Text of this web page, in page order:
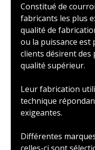
Constitué de
fabricants les plus
qualité de
ou la puissance est
clients désirent des
qualité supérieur.
Leur fabrication
technique
exigeantes.
Différentes